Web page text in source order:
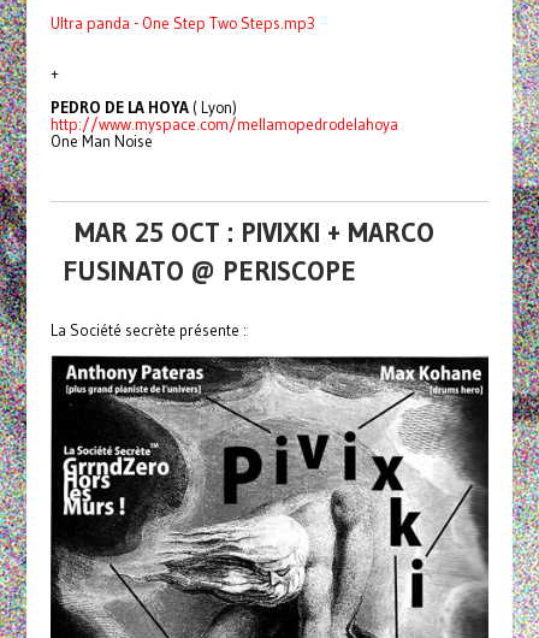
Ultra panda - One Step Two Steps.mp3
+
PEDRO DE LA HOYA( Lyon)
http://www.myspace.com/mellamopedrodelahoya
One Man Noise
MAR 25 OCT : PIVIXKI + MARCO
FUSINATO @ PERISCOPE
La Société secrète présente :